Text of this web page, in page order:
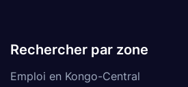
Rechercher par zone
Emploi en Kongo-Central